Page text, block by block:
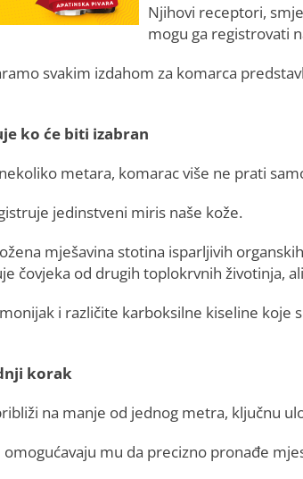
Njihovi receptori,
mogu ga registrovati
svakim izdahom za komarca
ko će biti izabran
metara, komarac više ne prati
jedinstveni miris naše kože.
mješavina stotina isparljivih
čovjeka od drugih toplokrvnih životinja,
i različite karboksilne kiseline koje
korak
na manje od jednog metra, ključnu
mu da precizno pronađe